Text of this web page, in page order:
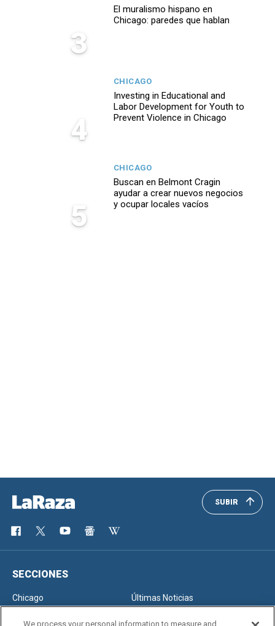
3
El muralismo hispano en
Chicago: paredes que hablan
4
CHICAGO
Investing in Educational and
Labor Development for Youth to
Prevent Violence in Chicago
5
CHICAGO
Buscan en Belmont Cragin
ayudar a crear nuevos negocios
y ocupar locales vacíos
SUBIR
SECCIONES
Chicago
Últimas Noticias
We process your personal information to measure and